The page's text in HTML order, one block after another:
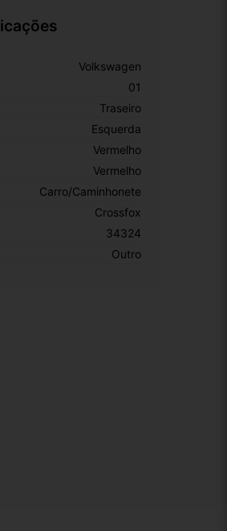
Volkswagen
01
Traseiro
Esquerda
Vermelho
Vermelho
Carro/Caminhonete
Crossfox
34324
Outro